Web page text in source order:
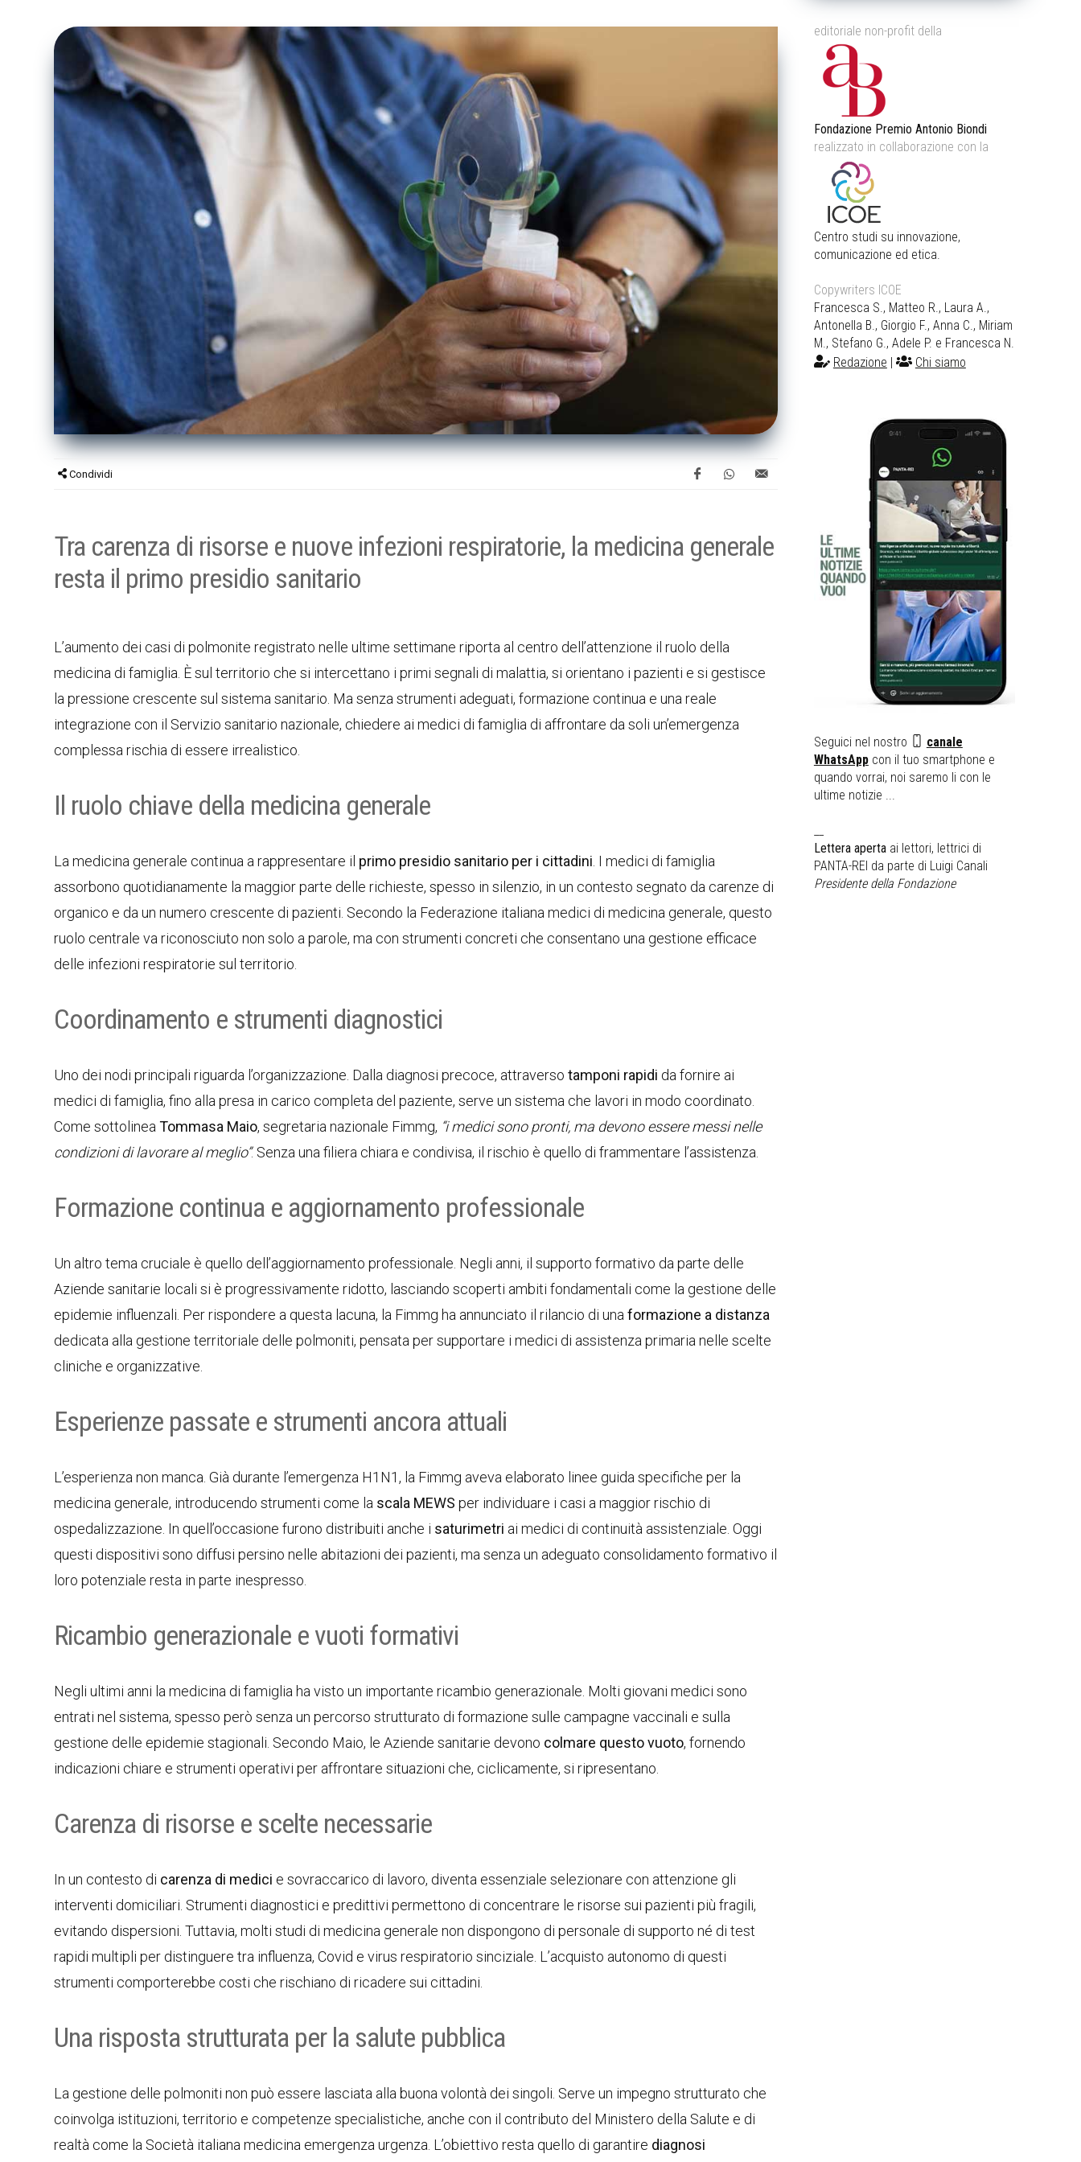
Condividi
Tra carenza di risorse e nuove infezioni respiratorie, la medicina generale
resta il primo presidio sanitario
L’aumento dei casi di polmonite registrato nelle ultime settimane riporta al centro dell’attenzione il ruolo della
medicina di famiglia. È sul territorio che si intercettano i primi segnali di malattia, si orientano i pazienti e si gestisce
la pressione crescente sul sistema sanitario. Ma senza strumenti adeguati, formazione continua e una reale
integrazione con il Servizio sanitario nazionale, chiedere ai medici di famiglia di affrontare da soli un’emergenza
complessa rischia di essere irrealistico.
Il ruolo chiave della medicina generale
La medicina generale continua a rappresentare il primo presidio sanitario per i cittadini . I medici di famiglia
assorbono quotidianamente la maggior parte delle richieste, spesso in silenzio, in un contesto segnato da carenze di
organico e da un numero crescente di pazienti. Secondo la Federazione italiana medici di medicina generale, questo
ruolo centrale va riconosciuto non solo a parole, ma con strumenti concreti che consentano una gestione efficace
delle infezioni respiratorie sul territorio.
Coordinamento e strumenti diagnostici
Uno dei nodi principali riguarda l’organizzazione. Dalla diagnosi precoce, attraversotamponi rapidi da fornire ai
medici di famiglia, fino alla presa in carico completa del paziente, serve un sistema che lavori in modo coordinato.
Come sottolineaTommasa Maio, segretaria nazionale Fimmg, “i medici sono pronti, ma devono essere messi nelle
condizioni di lavorare al meglio”. Senza una filiera chiara e condivisa, il rischio è quello di frammentare l’assistenza.
Formazione continua e aggiornamento professionale
Un altro tema cruciale è quello dell’aggiornamento professionale. Negli anni, il supporto formativo da parte delle
Aziende sanitarie locali si è progressivamente ridotto, lasciando scoperti ambiti fondamentali come la gestione delle
epidemie influenzali. Per rispondere a questa lacuna, la Fimmg ha annunciato il rilancio di unaformazione a distanza
dedicata alla gestione territoriale delle polmoniti, pensata per supportare i medici di assistenza primaria nelle scelte
cliniche e organizzative.
Esperienze passate e strumenti ancora attuali
L’esperienza non manca. Già durante l’emergenza H1N1, la Fimmg aveva elaborato linee guida specifiche per la
medicina generale, introducendo strumenti come la scala MEWS per individuare i casi a maggior rischio di
ospedalizzazione. In quell’occasione furono distribuiti anche i saturimetri ai medici di continuità assistenziale. Oggi
questi dispositivi sono diffusi persino nelle abitazioni dei pazienti, ma senza un adeguato consolidamento formativo il
loro potenziale resta in parte inespresso.
Ricambio generazionale e vuoti formativi
Negli ultimi anni la medicina di famiglia ha visto un importante ricambio generazionale. Molti giovani medici sono
entrati nel sistema, spesso però senza un percorso strutturato di formazione sulle campagne vaccinali e sulla
gestione delle epidemie stagionali. Secondo Maio, le Aziende sanitarie devono colmare questo vuoto, fornendo
indicazioni chiare e strumenti operativi per affrontare situazioni che, ciclicamente, si ripresentano.
Carenza di risorse e scelte necessarie
In un contesto di carenza di medici e sovraccarico di lavoro, diventa essenziale selezionare con attenzione gli
interventi domiciliari. Strumenti diagnostici e predittivi permettono di concentrare le risorse sui pazienti più fragili,
evitando dispersioni. Tuttavia, molti studi di medicina generale non dispongono di personale di supporto né di test
rapidi multipli per distinguere tra influenza, Covid e virus respiratorio sinciziale. L’acquisto autonomo di questi
strumenti comporterebbe costi che rischiano di ricadere sui cittadini.
Una risposta strutturata per la salute pubblica
La gestione delle polmoniti non può essere lasciata alla buona volontà dei singoli. Serve un impegno strutturato che
coinvolga istituzioni, territorio e competenze specialistiche, anche con il contributo del Ministero della Salute e di
realtà come la Società italiana medicina emergenza urgenza. L’obiettivo resta quello di garantire diagnosi
editoriale non-profit della
Fondazione Premio Antonio Biondi
realizzato in collaborazione con la
Centro studi su innovazione,
comunicazione ed etica.
Copywriters ICOE
Francesca S., Matteo R., Laura A.,
Antonella B., Giorgio F., Anna C., Miriam
M., Stefano G., Adele P. e Francesca N.
Redazione
Chi siamo
Seguici nel nostro
canale
WhatsAppcon il tuo smartphone e
quando vorrai, noi saremo li con le
ultime notizie ...
Lettera apertaai lettori, lettrici di
PANTA-REI da parte di Luigi Canali
Presidente della Fondazione